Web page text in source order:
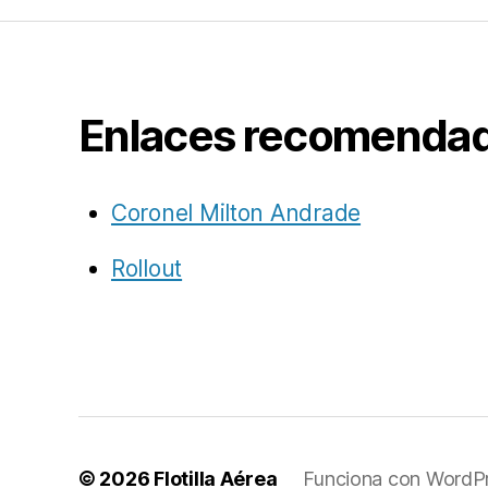
Enlaces
Coronel Milton Andrade
Rollout
© 2026 Flotilla Aérea Funciona con